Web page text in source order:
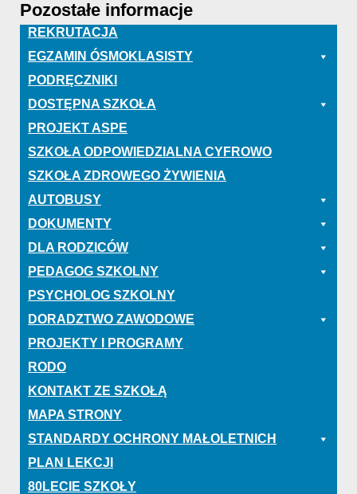
Pozostałe informacje
REKRUTACJA
EGZAMIN ÓSMOKLASISTY
PODRĘCZNIKI
DOSTĘPNA SZKOŁA
PROJEKT ASPE
SZKOŁA ODPOWIEDZIALNA CYFROWO
SZKOŁA ZDROWEGO ŻYWIENIA
AUTOBUSY
DOKUMENTY
DLA RODZICÓW
PEDAGOG SZKOLNY
PSYCHOLOG SZKOLNY
DORADZTWO ZAWODOWE
PROJEKTY I PROGRAMY
RODO
KONTAKT ZE SZKOŁĄ
MAPA STRONY
STANDARDY OCHRONY MAŁOLETNICH
PLAN LEKCJI
80LECIE SZKOŁY